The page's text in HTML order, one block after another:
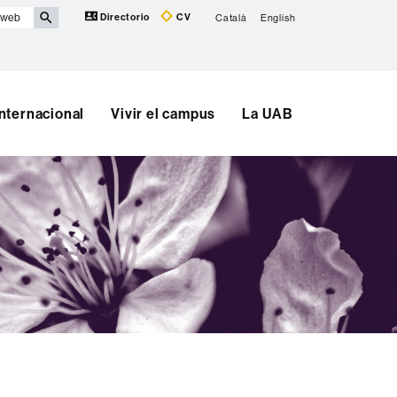
Directorio CV Català English
Vivir el campus La UAB